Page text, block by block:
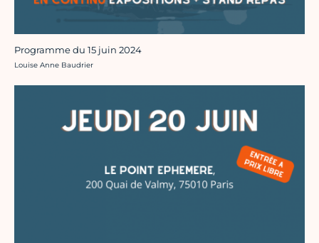
Programme du 15 juin 2024
Crédit photo :
Louise Anne Baudrier